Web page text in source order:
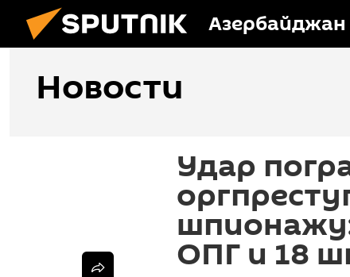
Азербайджан
Новости
Удар
ОПГ и 18